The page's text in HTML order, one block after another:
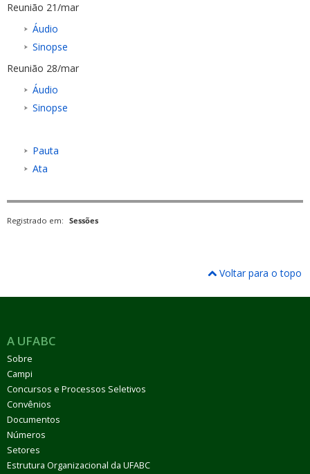
Reunião 21/mar
Áudio
Sinopse
Reunião 28/mar
Áudio
Sinopse
Pauta
Ata
Registrado em: Sessões
Voltar para o topo
A UFABC
Sobre
Campi
Concursos e Processos Seletivos
Convênios
Documentos
Números
Setores
Estrutura Organizacional da UFABC